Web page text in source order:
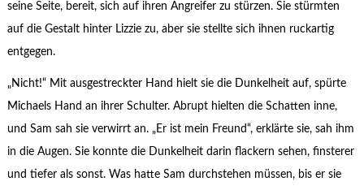
seine Seite, bereit, sich auf ihren Angreifer zu stürzen. Sie stürmten
auf die Gestalt hinter Lizzie zu, aber sie stellte sich ihnen ruckartig
entgegen.
„Nicht!“ Mit ausgestreckter Hand hielt sie die Dunkelheit auf, spürte
Michaels Hand an ihrer Schulter. Abrupt hielten die Schatten inne,
und Sam sah sie verwirrt an. „Er ist mein Freund“, erklärte sie, sah ihm
in die Augen. Sie konnte die Dunkelheit darin flackern sehen, finsterer
und tiefer als sonst. Was hatte Sam durchstehen müssen, bis er sie